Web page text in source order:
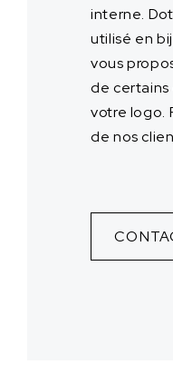
interne.
utilisé en
vous
de certains
votre logo.
de nos